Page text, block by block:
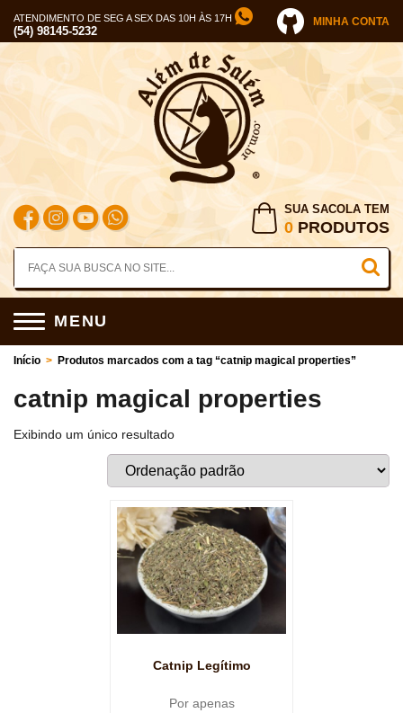
ATENDIMENTO DE SEG A SEX DAS 10H ÀS 17H
(54) 98145-5232
MINHA CONTA
SUA SACOLA TEM
0 PRODUTOS
MENU
Início > Produtos marcados com a tag “catnip magical properties”
catnip magical properties
Exibindo um único resultado
Catnip Legítimo
Por apenas